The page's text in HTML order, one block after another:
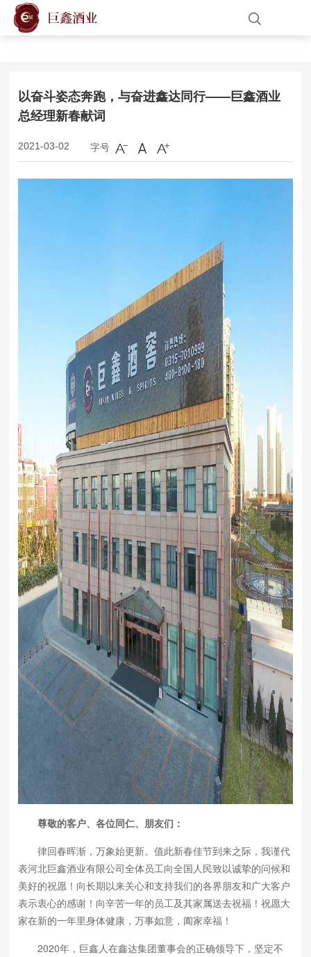
关于我们
产品展示
新闻中心
以奋斗姿态奔跑，与奋进鑫达同行——巨鑫酒业
总经理新春献词
2021-03-02 字号
尊敬的客户、各位同仁、朋友们：
律回春晖渐，万象始更新。值此新春佳节到来之际，我谨代
表河北巨鑫酒业有限公司全体员工向全国人民致以诚挚的问候和
美好的祝愿！向长期以来关心和支持我们的各界朋友和广大客户
表示衷心的感谢！向辛苦一年的员工及其家属送去祝福！祝愿大
家在新的一年里身体健康，万事如意，阖家幸福！
2020年，巨鑫人在鑫达集团董事会的正确领导下，坚定不